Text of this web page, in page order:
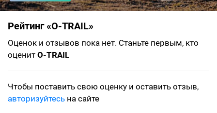
Рейтинг «O-TRAIL»
Оценок и отзывов пока нет. Станьте первым, кто
оценит O-TRAIL
Чтобы поставить свою оценку и оставить отзыв,
авторизуйтесь на сайте